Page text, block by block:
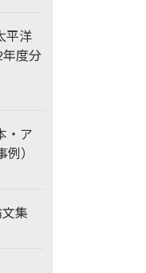
平洋
年度分
・ア
）
集